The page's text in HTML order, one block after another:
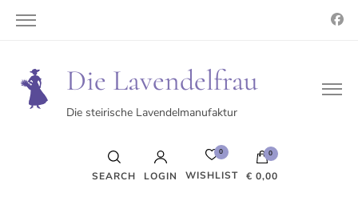
Die Lavendelfrau
Die steirische Lavendelmanufaktur
SEARCH LOGIN
0
WISHLIST
0
€ 0,00